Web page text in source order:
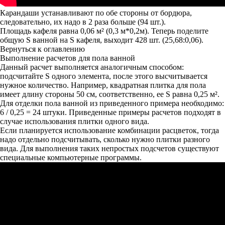
Карандаши устанавливают по обе стороны от бордюра,
следовательно, их надо в 2 раза больше (94 шт.).
Площадь кафеля равна 0,06 м² (0,3 м*0,2м). Теперь поделите
общую S ванной на S кафеля, выходит 428 шт. (25,68:0,06).
Вернуться к оглавлению
Выполнение расчетов для пола ванной
Данный расчет выполняется аналогичным способом:
подсчитайте S одного элемента, после этого высчитывается
нужное количество. Например, квадратная плитка для пола
имеет длину стороны 50 см, соответственно, ее S равна 0,25 м².
Для отделки пола ванной из приведенного примера необходимо:
6 / 0,25 = 24 штуки. Приведенные примеры расчетов подходят в
случае использования плитки одного вида.
Если планируется использование комбинации расцветок, тогда
надо отдельно подсчитывать, сколько нужно плитки разного
вида. Для выполнения таких непростых подсчетов существуют
специальные компьютерные программы.